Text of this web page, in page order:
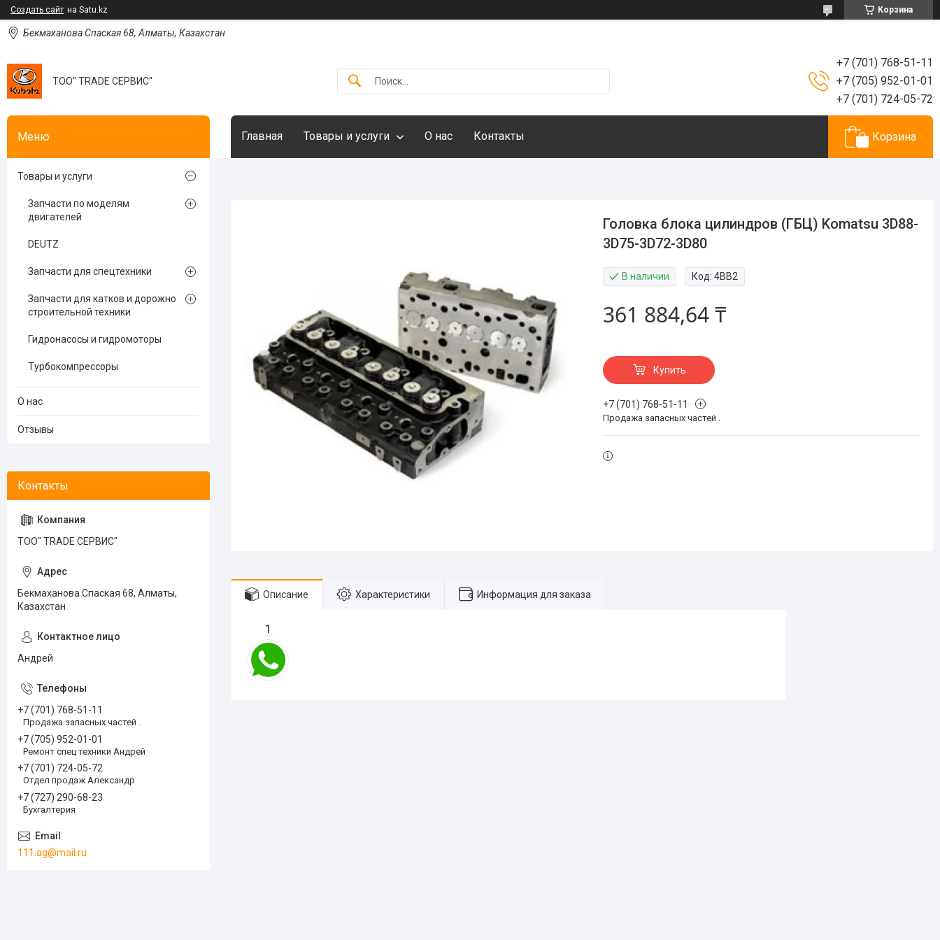
Создать сайт на Satu.kz Корзина
Бекмаханова Спаская 68, Алматы, Казахстан
ТОО" TRADE СЕРВИС"
+7 (701) 768-51-11
+7 (705) 952-01-01
+7 (701) 724-05-72
Главная Товары и услуги О нас Контакты Корзина
Головка блока цилиндров (ГБЦ) Komatsu 3D88-
3D75-3D72-3D80
В наличии Код:4BB2
361 884,64 ₸
Купить
+7 (701) 768-51-11
Продажа запасных частей .
Описание Характеристики Информация для заказа
1
Товары и услуги
Запчасти по моделям
двигателей
DEUTZ
Запчасти для спецтехники
Запчасти для катков и дорожно
строительной техники
Гидронасосы и гидромоторы
Турбокомпрессоры
О нас
Отзывы
ТОО" TRADE СЕРВИС"
Бекмаханова Спаская 68, Алматы,
Казахстан
Андрей
+7 (701) 768-51-11
Продажа запасных частей .
+7 (705) 952-01-01
Ремонт спец техники Андрей
+7 (701) 724-05-72
Отдел продаж Александр
+7 (727) 290-68-23
Бухгалтерия
111.ag@mail.ru